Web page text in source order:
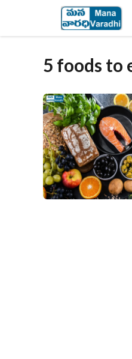
content
5 foods to